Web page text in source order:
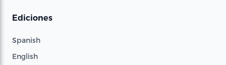
Ediciones
Spanish
English